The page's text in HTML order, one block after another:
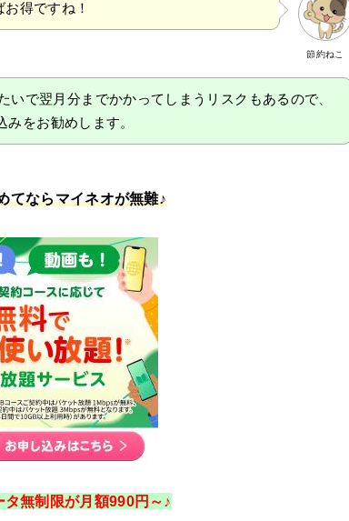
節約ねこ
得ですね！
いで翌月分までかかってしまうリスクもあるので、
をお勧めします。
てならマイネオが無難♪
タ無制限が月額990円～♪